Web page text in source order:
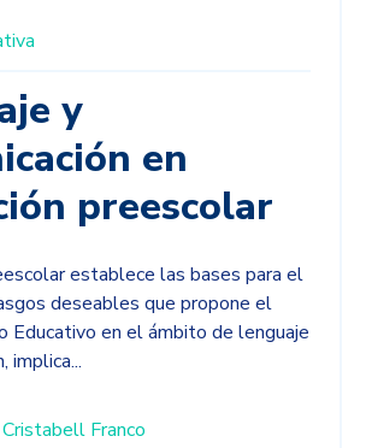
y
en
preescolar
establece las bases para el
deseables que propone el
Educativo en el ámbito de lenguaje
implica...
Franco